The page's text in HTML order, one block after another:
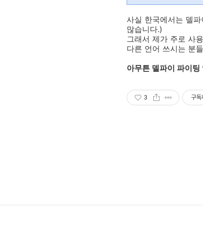
사실 한국에서는 델
많습니다.)
그래서 제가 주로 사
다른 언어 쓰시는 분
아무튼 델파이 파이
3 구독